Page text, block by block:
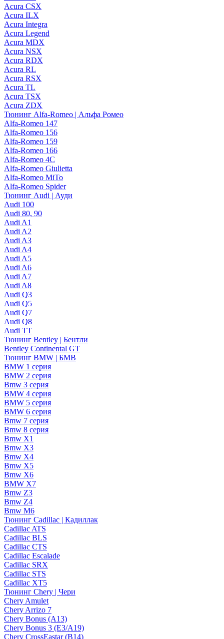
Acura CSX
Acura ILX
Acura Integra
Acura Legend
Acura MDX
Acura NSX
Acura RDX
Acura RL
Acura RSX
Acura TL
Acura TSX
Acura ZDX
Тюнинг Alfa-Romeo | Альфа Ромео
Alfa-Romeo 147
Alfa-Romeo 156
Alfa-Romeo 159
Alfa-Romeo 166
Alfa-Romeo 4C
Alfa-Romeo Giulietta
Alfa-Romeo MiTo
Alfa-Romeo Spider
Тюнинг Audi | Ауди
Audi 100
Audi 80, 90
Audi A1
Audi A2
Audi A3
Audi A4
Audi A5
Audi A6
Audi A7
Audi A8
Audi Q3
Audi Q5
Audi Q7
Audi Q8
Audi TT
Тюнинг Bentley | Бентли
Bentley Continental GT
Тюнинг BMW | БМВ
BMW 1 серия
BMW 2 серия
Bmw 3 серия
BMW 4 серия
BMW 5 серия
BMW 6 серия
Bmw 7 серия
Bmw 8 серия
Bmw X1
Bmw X3
Bmw X4
Bmw X5
Bmw X6
BMW X7
Bmw Z3
Bmw Z4
Bmw М6
Тюнинг Cadillac | Кадиллак
Cadillac ATS
Cadillac BLS
Cadillac CTS
Cadillac Escalade
Cadillac SRX
Cadillac STS
Cadillac XT5
Тюнинг Chery | Чери
Chery Amulet
Chery Arrizo 7
Chery Bonus (A13)
Chery Bonus 3 (E3/A19)
Chery CrossEastar (B14)